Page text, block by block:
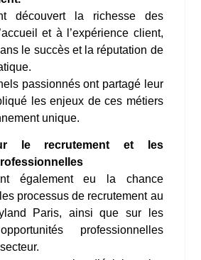
découvert la richesse des
et à l’expérience client,
le succès et la réputation de
passionnés ont partagé leur
les enjeux de ces métiers
unique.
le recrutement et les
également eu la chance
processus de recrutement au
Paris, ainsi que sur les
professionnelles